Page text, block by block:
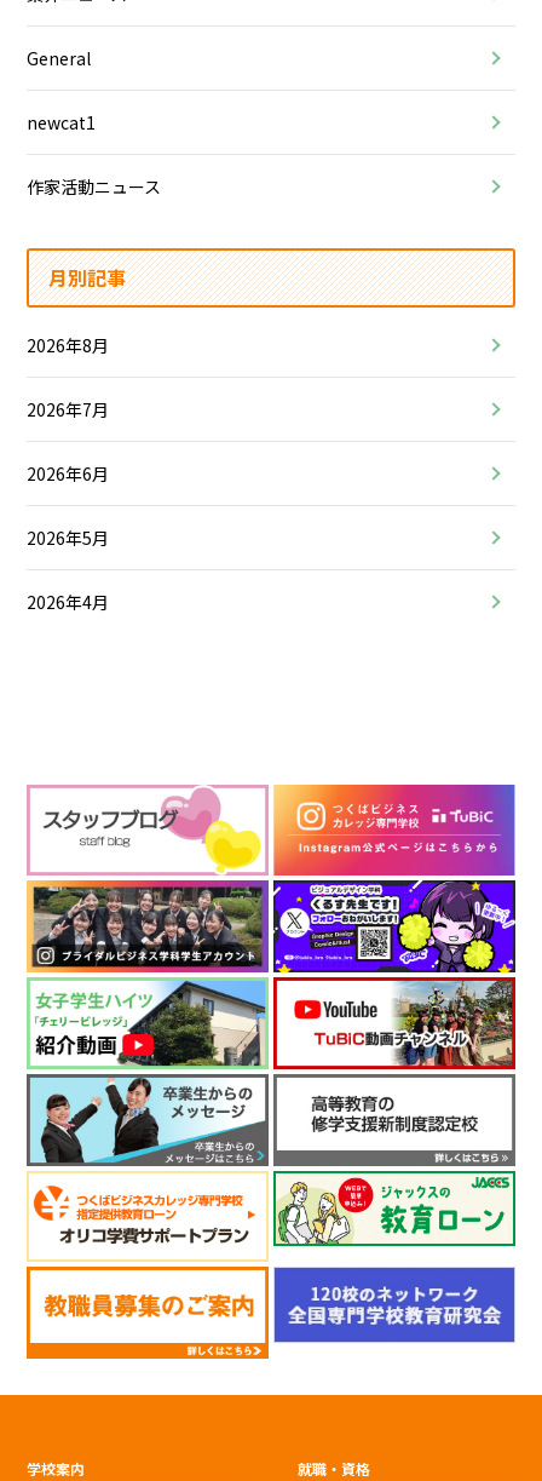
General
newcat1
作家活動ニュース
月別記事
2026年8月
2026年7月
2026年6月
2026年5月
2026年4月
学校案内 就職・資格